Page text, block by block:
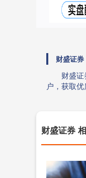
财盛证券
财盛
户，获取
财盛证券